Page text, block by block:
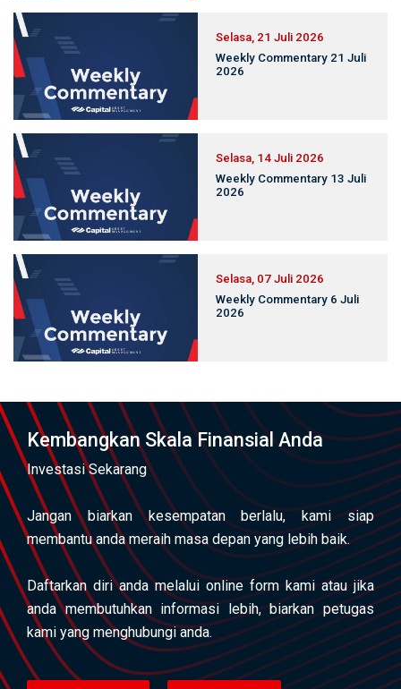
Selasa, 21 Juli 2026
Weekly Commentary 21 Juli
2026
Selasa, 14 Juli 2026
Weekly Commentary 13 Juli
2026
Selasa, 07 Juli 2026
Weekly Commentary 6 Juli
2026
Kembangkan Skala Finansial Anda
Investasi Sekarang
Jangan biarkan kesempatan berlalu, kami siap
membantu anda meraih masa depan yang lebih baik.
Daftarkan diri anda melalui online form kami atau jika
anda membutuhkan informasi lebih, biarkan petugas
kami yang menghubungi anda.